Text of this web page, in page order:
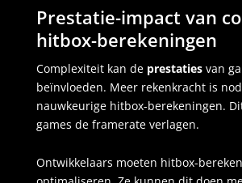
Prestatie-impact van
hitbox-berekeningen
Complexiteit kan de prestatiesvan
beïnvloeden. Meer rekenkracht is
nauwkeurige hitbox-berekeningen.
games de framerate verlagen.
Ontwikkelaars moeten hitbox-